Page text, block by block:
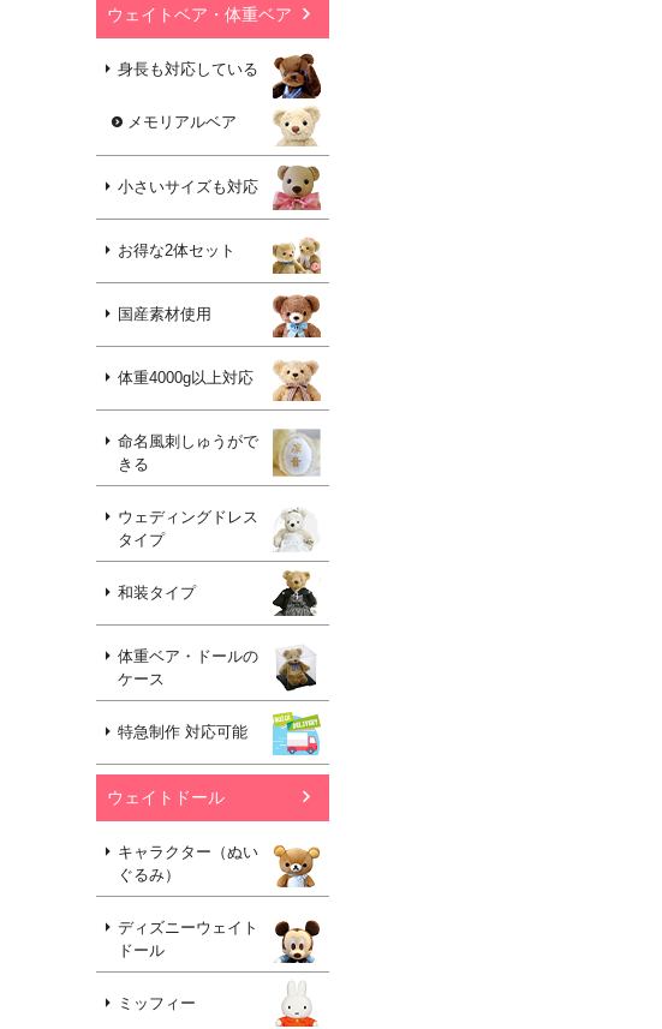
ウェイトベア・体重ベア
身長も対応している
メモリアルベア
小さいサイズも対応
お得な2体セット
国産素材使用
体重4000g以上対応
命名風刺しゅうがで
きる
ウェディングドレス
タイプ
和装タイプ
体重ベア・ドールの
ケース
特急制作 対応可能
ウェイトドール
キャラクター（ぬい
ぐるみ）
ディズニーウェイト
ドール
ミッフィー